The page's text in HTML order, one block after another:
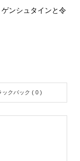
ンシュタインと令
ックバック ( 0 )